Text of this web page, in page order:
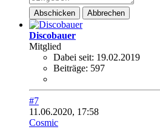
Abschicken Abbrechen
Discobauer
Mitglied
Dabei seit: 19.02.2019
Beiträge: 597
#7
11.06.2020, 17:58
Cosmic